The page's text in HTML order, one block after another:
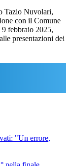
Tazio Nuvolari,
con il Comune
febbraio 2025,
presentazioni dei
"Un errore,